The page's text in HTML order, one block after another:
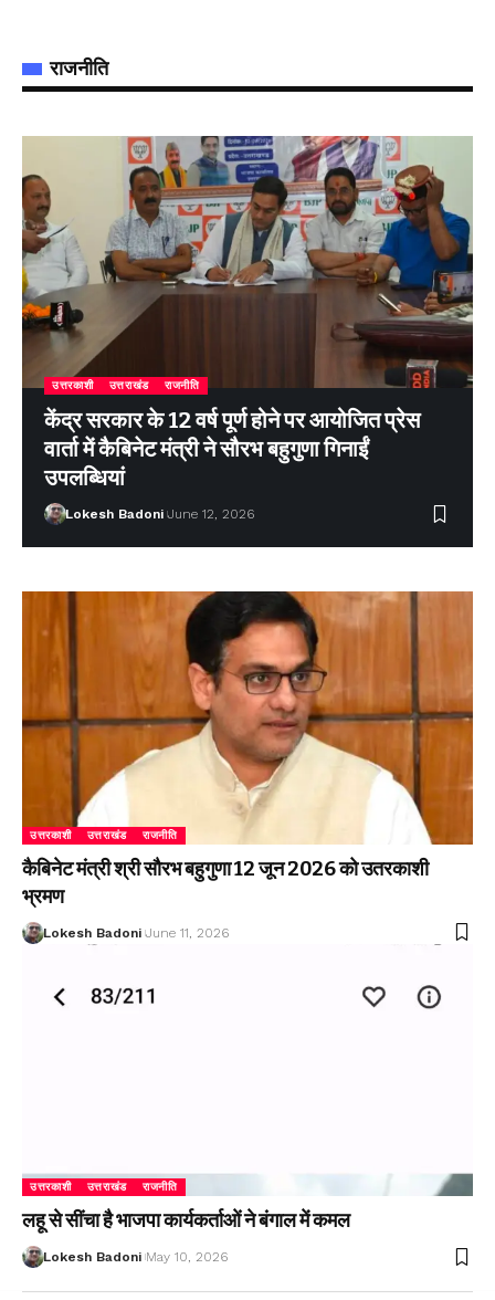
राजनीति
उत्तरकाशी उत्तराखंड राजनीति
केंद्र सरकार के 12 वर्ष पूर्ण होने पर आयोजित प्रेस
वार्ता में कैबिनेट मंत्री ने सौरभ बहुगुणा गिनाईं
उपलब्धियां
Lokesh Badoni June 12, 2026
उत्तरकाशी उत्तराखंड राजनीति
कैबिनेट मंत्री श्री सौरभ बहुगुणा 12 जून 2026 को उतरकाशी
भ्रमण
Lokesh Badoni June 11, 2026
उत्तरकाशी उत्तराखंड राजनीति
लहू से सींचा है भाजपा कार्यकर्ताओं ने बंगाल में कमल
Lokesh Badoni May 10, 2026